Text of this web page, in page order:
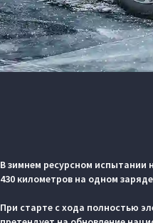
В зимнем ресурсном испытании
430 километров на одном
При старте с хода полностью